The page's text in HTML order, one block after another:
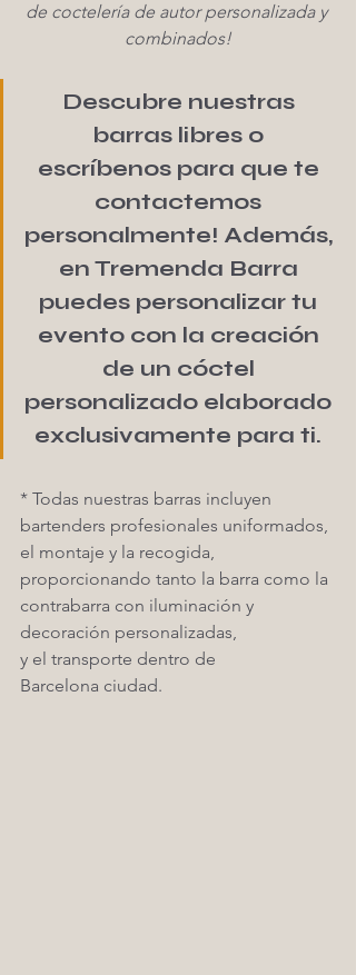
de coctelería de autor personalizada y
combinados!
Descubre nuestras
barras libres o
escríbenos para que te
contactemos
personalmente! Además,
en Tremenda Barra
puedes personalizar tu
evento con la creación
de un cóctel
personalizado elaborado
exclusivamente para ti.
* Todas nuestras barras incluyen
bartenders profesionales uniformados,
el montaje y la recogida,
proporcionando tanto la barra como la
contrabarra con iluminación y
decoración personalizadas,
y el transporte dentro de
Barcelona ciudad.